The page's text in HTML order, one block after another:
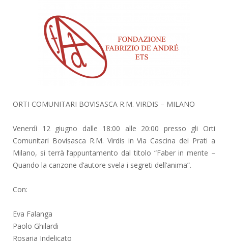
ORTI COMUNITARI BOVISASCA R.M. VIRDIS – MILANO
Venerdì 12 giugno dalle 18:00 alle 20:00 presso gli Orti
Comunitari Bovisasca R.M. Virdis in Via Cascina dei Prati a
Milano, si terrà l’appuntamento dal titolo “Faber in mente –
Quando la canzone d’autore svela i segreti dell’anima”.
Con:
Eva Falanga
Paolo Ghilardi
Rosaria Indelicato